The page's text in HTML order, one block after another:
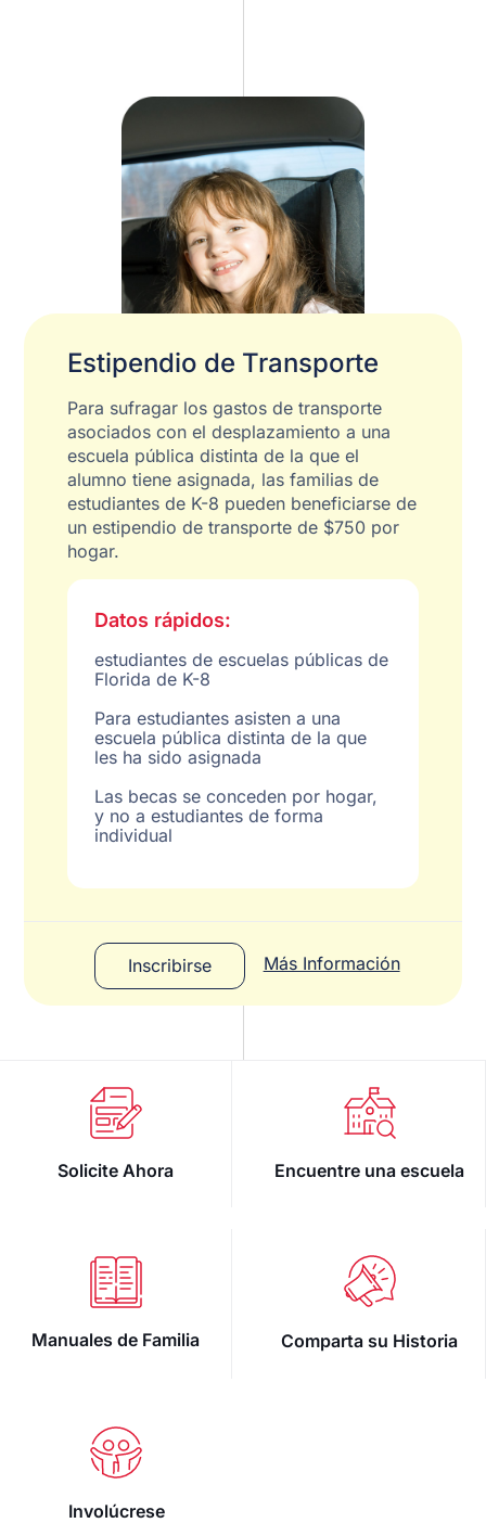
Estipendio de Transporte
Para sufragar los gastos de transporte
asociados con el desplazamiento a una
escuela pública distinta de la que el
alumno tiene asignada, las familias de
estudiantes de K-8 pueden beneficiarse de
un estipendio de transporte de $750 por
hogar.
Datos rápidos:
estudiantes de escuelas públicas de
Florida de K-8
Para estudiantes asisten a una
escuela pública distinta de la que
les ha sido asignada
Las becas se conceden por hogar,
y no a estudiantes de forma
individual
Inscribirse Más Información
Solicite Ahora Encuentre una escuela
Manuales de Familia Comparta su Historia
Involúcrese